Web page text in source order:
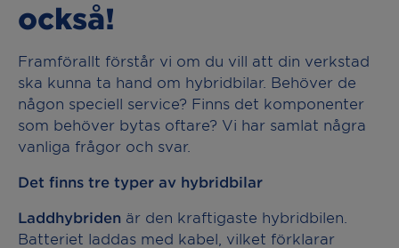
också!
Framförallt förstår vi om du vill att din verkstad
ska kunna ta hand om hybridbilar. Behöver de
någon speciell service? Finns det komponenter
som behöver bytas oftare? Vi har samlat några
vanliga frågor och svar.
Det finns tre typer av hybridbilar
Laddhybriden är den kraftigaste hybridbilen.
Batteriet laddas med kabel, vilket förklarar